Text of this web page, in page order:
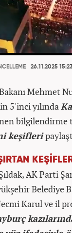
26.11.2025 15:23
Mehmet
5'inci yılında
bilgilendirme
keşifleri
AK Parti
Belediye
Karul ve il